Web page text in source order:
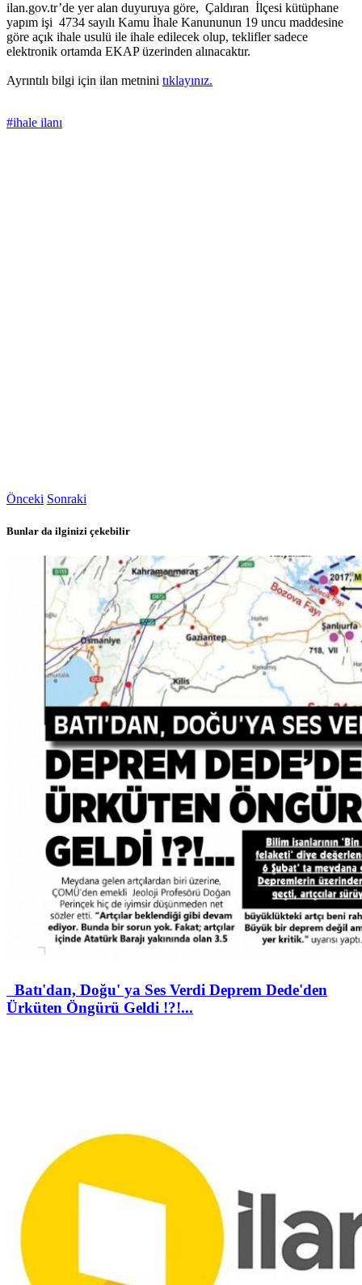
ilan.gov.tr’de yer alan duyuruya göre, Çaldıran İlçesi kütüphane
yapım işi 4734 sayılı Kamu İhale Kanununun 19 uncu maddesine
göre açık ihale usulü ile ihale edilecek olup, teklifler sadece
elektronik ortamda EKAP üzerinden alınacaktır.
Ayrıntılı bilgi için ilan metnini tıklayınız.
#ihale ilanı
Önceki Sonraki
Bunlar da ilginizi çekebilir
Batı'dan, Doğu' ya Ses Verdi Deprem Dede'den
Ürküten Öngürü Geldi !?!...